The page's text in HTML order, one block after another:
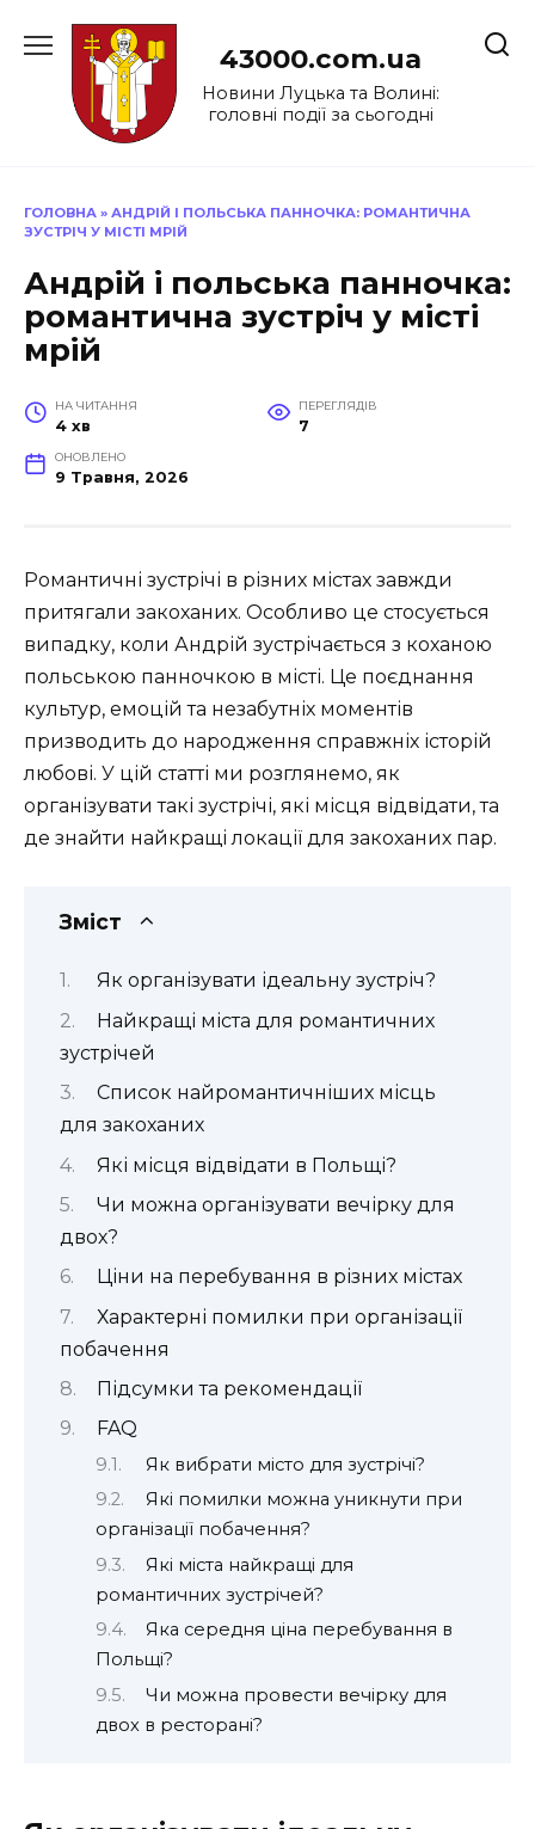
до
43000.com.ua
Новини Луцька та Волині:
головні події за сьогодні
ГОЛОВНА » АНДРІЙ І ПОЛЬСЬКА ПАННОЧКА: РОМАНТИЧНА
ЗУСТРІЧ У МІСТІ МРІЙ
Андрій і польська панночка:
романтична зустріч у місті
мрій
НА ЧИТАННЯ
4 хв
ПЕРЕГЛЯДІВ
7
ОНОВЛЕНО
9 Травня, 2026
Романтичні зустрічі в різних містах завжди
притягали закоханих. Особливо це стосується
випадку, коли Андрій зустрічається з коханою
польською панночкою в місті. Це поєднання
культур, емоцій та незабутніх моментів
призводить до народження справжніх історій
любові. У цій статті ми розглянемо, як
організувати такі зустрічі, які місця відвідати, та
де знайти найкращі локації для закоханих пар.
Зміст
Як організувати ідеальну зустріч?
Найкращі міста для романтичних
зустрічей
Список найромантичніших місць
для закоханих
Які місця відвідати в Польщі?
Чи можна організувати вечірку для
двох?
Ціни на перебування в різних містах
Характерні помилки при організації
побачення
Підсумки та рекомендації
FAQ
Як вибрати місто для зустрічі?
Які помилки можна уникнути при
організації побачення?
Які міста найкращі для
романтичних зустрічей?
Яка середня ціна перебування в
Польщі?
Чи можна провести вечірку для
двох в ресторані?